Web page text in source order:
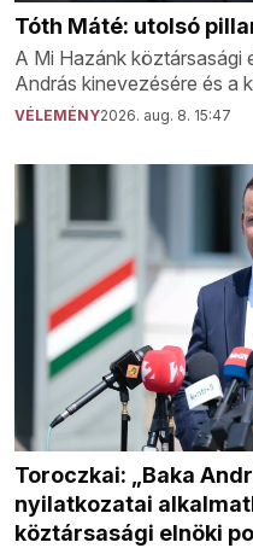
Tóth Máté: utolsó
A Mi Hazánk köztársasági
András kinevezésére és a
VÉLEMÉNY2026. aug. 8. 15:47
Toroczkai: „Baka
nyilatkozatai
köztársasági elnöki